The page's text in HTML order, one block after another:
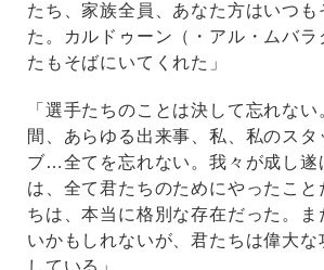
たち、家族全員、あなた方はいつ
た。カルドゥーン（・アル・ムバラ
たもそばにいてくれた」
「選手たちのことは決して忘れな
間、あらゆる出来事、私、私のスタ
ブ…全てを忘れない。我々が成し遂
は、全て君たちのためにやったこと
ちは、本当に格別な存在だった。ま
いかもしれないが、君たちは偉大な